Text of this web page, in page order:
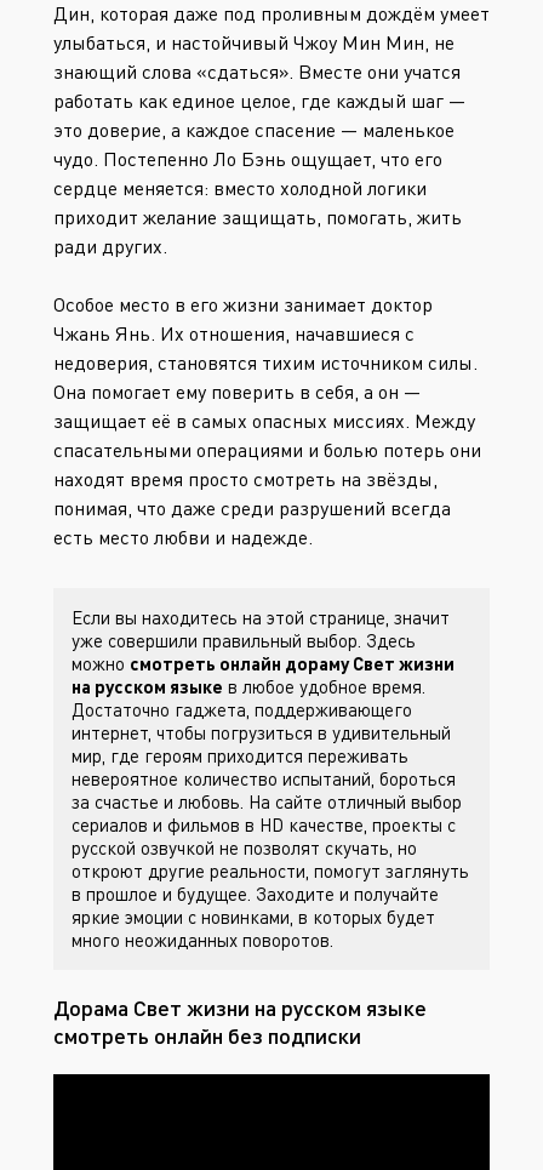
Дин, которая даже под проливным дождём умеет
улыбаться, и настойчивый Чжоу Мин Мин, не
знающий слова «сдаться». Вместе они учатся
работать как единое целое, где каждый шаг —
это доверие, а каждое спасение — маленькое
чудо. Постепенно Ло Бэнь ощущает, что его
сердце меняется: вместо холодной логики
приходит желание защищать, помогать, жить
ради других.
Особое место в его жизни занимает доктор
Чжань Янь. Их отношения, начавшиеся с
недоверия, становятся тихим источником силы.
Она помогает ему поверить в себя, а он —
защищает её в самых опасных миссиях. Между
спасательными операциями и болью потерь они
находят время просто смотреть на звёзды,
понимая, что даже среди разрушений всегда
есть место любви и надежде.
Если вы находитесь на этой странице, значит
уже совершили правильный выбор. Здесь
можно смотреть онлайн дораму Свет жизни
на русском языке в любое удобное время.
Достаточно гаджета, поддерживающего
интернет, чтобы погрузиться в удивительный
мир, где героям приходится переживать
невероятное количество испытаний, бороться
за счастье и любовь. На сайте отличный выбор
сериалов и фильмов в HD качестве, проекты с
русской озвучкой не позволят скучать, но
откроют другие реальности, помогут заглянуть
в прошлое и будущее. Заходите и получайте
яркие эмоции с новинками, в которых будет
много неожиданных поворотов.
Дорама Свет жизни на русском языке
смотреть онлайн без подписки